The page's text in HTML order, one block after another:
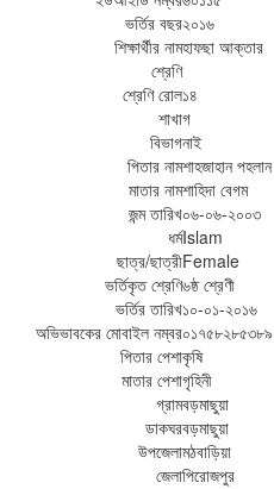
ভর্তির বছর২০১৬
শিক্ষার্থীর নামহাফছা আক্তার
শ্রেণি
শ্রেণি রোল১৪
শাখাগ
বিভাগনাই
পিতার নামশাহজাহান পহলান
মাতার নামশাহিদা বেগম
জন্ম তারিখ০৬-০৬-২০০৩
ধর্মIslam
ছাত্র/ছাত্রীFemale
ভর্তিকৃত শ্রেণি৬ষ্ঠ শ্রেণী
ভর্তির তারিখ১০-০১-২০১৬
অভিভাবকের মোবাইল নম্বর০১৭৫৮২৮৫৩৮৯
পিতার পেশাকৃষি
মাতার পেশাগৃহিনী
গ্রামবড়মাছুয়া
ডাকঘরবড়মাছুয়া
উপজেলামঠবাড়িয়া
জেলাপিরোজপুর